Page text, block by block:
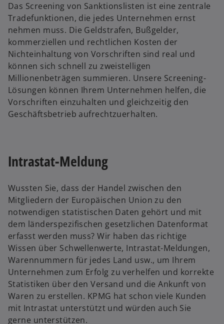
Das Screening von Sanktionslisten ist eine zentrale
Tradefunktionen, die jedes Unternehmen ernst
nehmen muss. Die Geldstrafen, Bußgelder,
kommerziellen und rechtlichen Kosten der
Nichteinhaltung von Vorschriften sind real und
können sich schnell zu zweistelligen
Millionenbeträgen summieren. Unsere Screening-
Lösungen können Ihrem Unternehmen helfen, die
Vorschriften einzuhalten und gleichzeitig den
Geschäftsbetrieb aufrechtzuerhalten.
Intrastat-Meldung
Wussten Sie, dass der Handel zwischen den
Mitgliedern der Europäischen Union zu den
notwendigen statistischen Daten gehört und mit
dem länderspezifischen gesetzlichen Datenformat
erfasst werden muss? Wir haben das richtige
Wissen über Schwellenwerte, Intrastat-Meldungen,
Warennummern für jedes Land usw., um Ihrem
Unternehmen zum Erfolg zu verhelfen und korrekte
Statistiken über den Versand und die Ankunft von
Waren zu erstellen. KPMG hat schon viele Kunden
mit Intrastat unterstützt und würden auch Sie
gerne unterstützen.